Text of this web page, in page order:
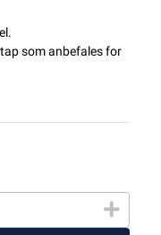
som anbefales for